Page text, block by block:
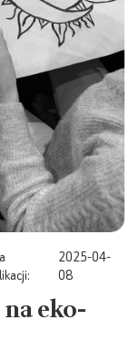
2025-04-
08
eko-